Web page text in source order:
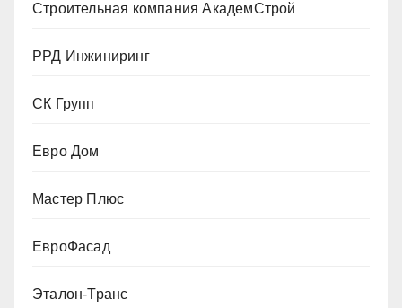
Строительная компания АкадемСтрой
РРД Инжиниринг
СК Групп
Евро Дом
Мастер Плюс
ЕвроФасад
Эталон-Транс